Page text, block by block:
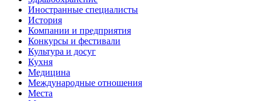
Иностранные специалисты
История
Компании и предприятия
Конкурсы и фестивали
Культура и досуг
Кухня
Медицина
Международные отношения
Места